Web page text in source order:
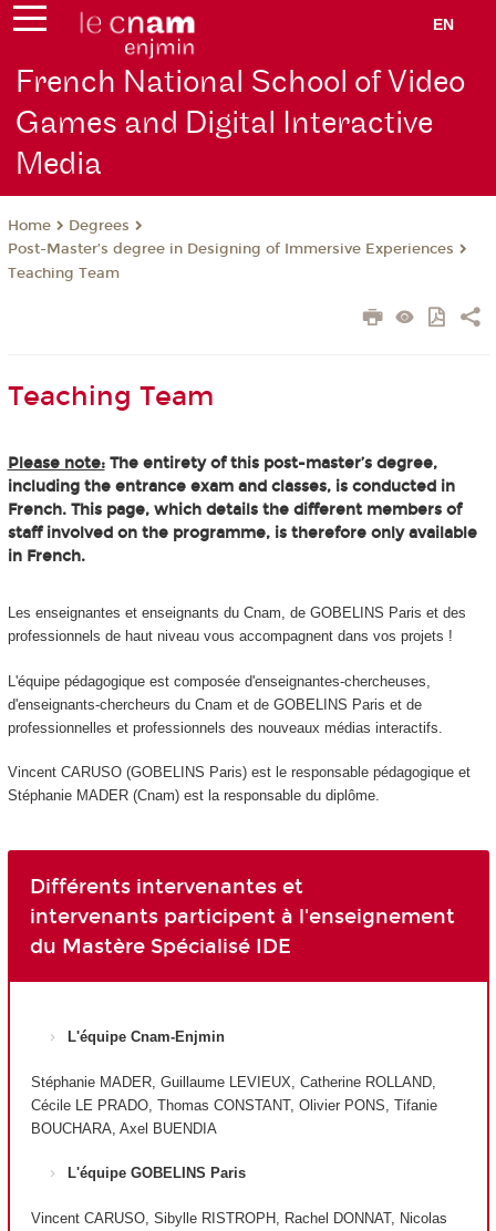
EN
French National School of Video
Games and Digital Interactive
Media
Home
Degrees
Post-Master’s degree in Designing of Immersive Experiences
Teaching Team
Teaching Team
Please note:The entirety of this post-master’s degree,
including the entrance exam and classes, is conducted in
French. This page, which details the different members of
staff involved on the programme, is therefore only available
in French.
Les enseignantes et enseignants du Cnam, de GOBELINS Paris et des
professionnels de haut niveau vous accompagnent dans vos projets !
L'équipe pédagogique est composée d'enseignantes-chercheuses,
d'enseignants-chercheurs du Cnam et de GOBELINS Paris et de
professionnelles et professionnels des nouveaux médias interactifs.
Vincent CARUSO (GOBELINS Paris) est le responsable pédagogique et
Stéphanie MADER (Cnam) est la responsable du diplôme.
Différents intervenantes et
intervenants participent à l'enseignement
du Mastère Spécialisé IDE
L'équipe Cnam-Enjmin
Stéphanie MADER, Guillaume LEVIEUX, Catherine ROLLAND,
Cécile LE PRADO, Thomas CONSTANT, Olivier PONS, Tifanie
BOUCHARA, Axel BUENDIA
L'équipe GOBELINS Paris
Vincent CARUSO, Sibylle RISTROPH, Rachel DONNAT, Nicolas